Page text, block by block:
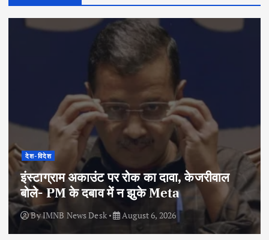
देश-विदेश
इंस्टाग्राम अकाउंट पर रोक का दावा, केजरीवाल
बोले- PM के दबाव में न झुके Meta
ByIMNB News Desk August 6, 2026